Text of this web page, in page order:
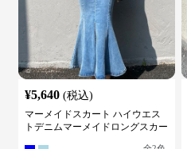
¥5,640 (税込)
マーメイドスカート ハイウエス
トデニムマーメイドロングスカー